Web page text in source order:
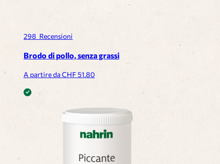
298 Recensioni
Brodo di pollo, senza grassi
A partire da CHF51.80